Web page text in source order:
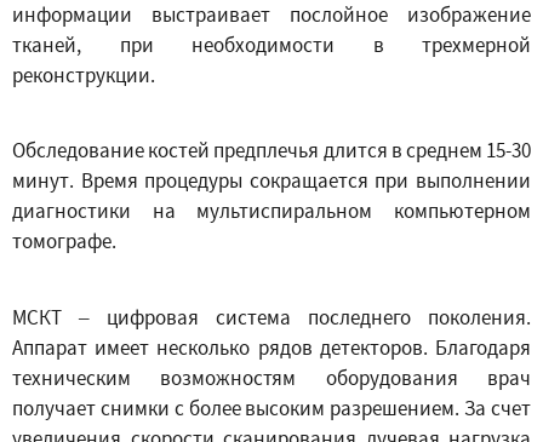
информации выстраивает послойное изображение
тканей, при необходимости в трехмерной
реконструкции.
Обследование костей предплечья длится в среднем 15-30
минут. Время процедуры сокращается при выполнении
диагностики на мультиспиральном компьютерном
томографе.
МСКТ – цифровая система последнего поколения.
Аппарат имеет несколько рядов детекторов. Благодаря
техническим возможностям оборудования врач
получает снимки с более высоким разрешением. За счет